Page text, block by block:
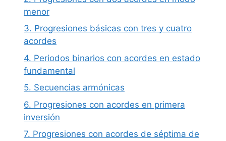
menor
3. Progresiones básicas con tres y cuatro
acordes
4. Periodos binarios con acordes en estado
fundamental
5. Secuencias armónicas
6. Progresiones con acordes en primera
inversión
7. Progresiones con acordes de séptima de